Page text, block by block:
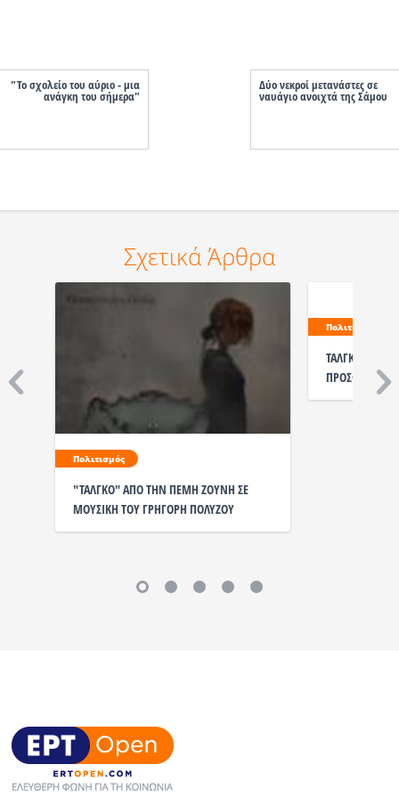
"Το σχολείο του αύριο - μια
ανάγκη του σήμερα"
Δύο νεκροί μετανάστες σε
ναυάγιο ανοιχτά της Σάμου
Σχετικά Άρθρα
Πολιτισμός
"ΤΑΛΓΚΟ" ΑΠΟ ΤΗΝ ΠΕΜΗ ΖΟΥΝΗ ΣΕ
ΜΟΥΣΙΚΗ ΤΟΥ ΓΡΗΓΟΡΗ ΠΟΛΥΖΟΥ
Πολιτισμός
ΤΑΛΓΚΟ ΣΤΟ
ΠΡΟΣΦΟΡΑ